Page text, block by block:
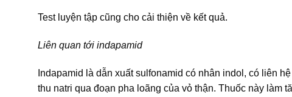
Test luyện tập cũng cho cải thiện về kết quả.
Liên quan tới indapamid
Indapamid là dẫn xuất sulfonamid có nhân indol, có liên
thu natri qua đoạn pha loãng của vỏ thận. Thuốc này làm